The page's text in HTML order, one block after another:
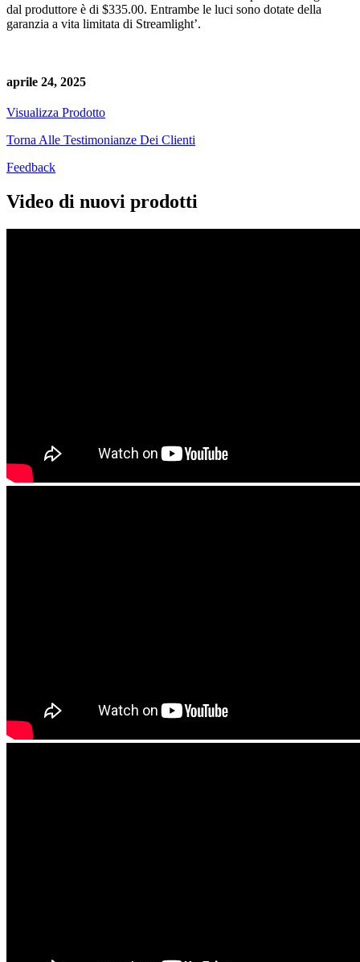
dal produttore è di $335.00. Entrambe le luci sono dotate della
garanzia a vita limitata di Streamlight’.
aprile 24, 2025
Visualizza Prodotto
Torna Alle Testimonianze Dei Clienti
Feedback
Video di nuovi prodotti